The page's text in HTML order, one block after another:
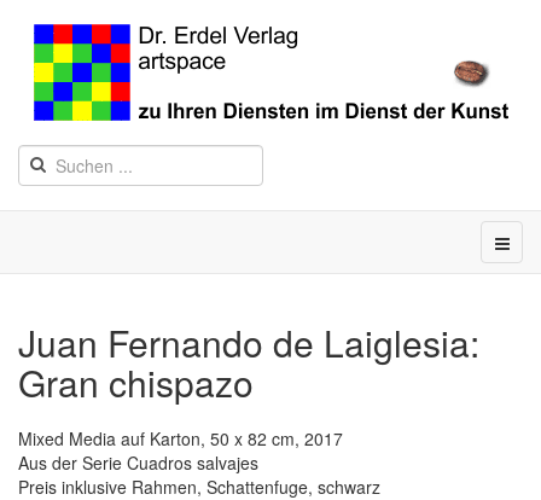
Juan Fernando de Laiglesia:
Gran chispazo
Mixed Media auf Karton, 50 x 82 cm, 2017
Aus der Serie Cuadros salvajes
Preis inklusive Rahmen, Schattenfuge, schwarz